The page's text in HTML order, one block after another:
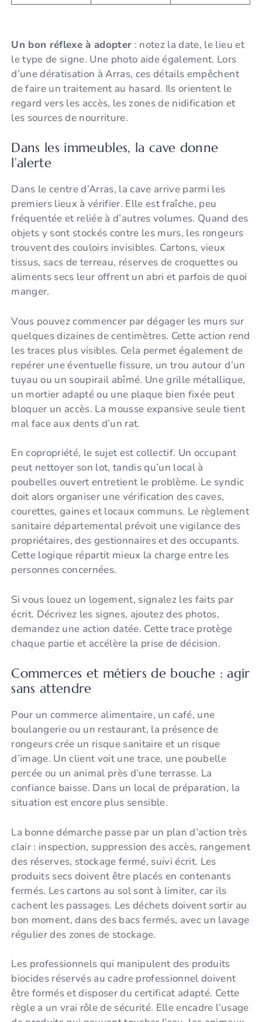
Un bon réflexe à adopter : notez la date, le lieu et
le type de signe. Une photo aide également. Lors
d’une dératisation à Arras, ces détails empêchent
de faire un traitement au hasard. Ils orientent le
regard vers les accès, les zones de nidification et
les sources de nourriture.
Dans les immeubles, la cave donne
l’alerte
Dans le centre d’Arras, la cave arrive parmi les
premiers lieux à vérifier. Elle est fraîche, peu
fréquentée et reliée à d’autres volumes. Quand des
objets y sont stockés contre les murs, les rongeurs
trouvent des couloirs invisibles. Cartons, vieux
tissus, sacs de terreau, réserves de croquettes ou
aliments secs leur offrent un abri et parfois de quoi
manger.
Vous pouvez commencer par dégager les murs sur
quelques dizaines de centimètres. Cette action rend
les traces plus visibles. Cela permet également de
repérer une éventuelle fissure, un trou autour d’un
tuyau ou un soupirail abîmé. Une grille métallique,
un mortier adapté ou une plaque bien fixée peut
bloquer un accès. La mousse expansive seule tient
mal face aux dents d’un rat.
En copropriété, le sujet est collectif. Un occupant
peut nettoyer son lot, tandis qu’un local à
poubelles ouvert entretient le problème. Le syndic
doit alors organiser une vérification des caves,
courettes, gaines et locaux communs. Le règlement
sanitaire départemental prévoit une vigilance des
propriétaires, des gestionnaires et des occupants.
Cette logique répartit mieux la charge entre les
personnes concernées.
Si vous louez un logement, signalez les faits par
écrit. Décrivez les signes, ajoutez des photos,
demandez une action datée. Cette trace protège
chaque partie et accélère la prise de décision.
Commerces et métiers de bouche : agir
sans attendre
Pour un commerce alimentaire, un café, une
boulangerie ou un restaurant, la présence de
rongeurs crée un risque sanitaire et un risque
d’image. Un client voit une trace, une poubelle
percée ou un animal près d’une terrasse. La
confiance baisse. Dans un local de préparation, la
situation est encore plus sensible.
La bonne démarche passe par un plan d’action très
clair : inspection, suppression des accès, rangement
des réserves, stockage fermé, suivi écrit. Les
produits secs doivent être placés en contenants
fermés. Les cartons au sol sont à limiter, car ils
cachent les passages. Les déchets doivent sortir au
bon moment, dans des bacs fermés, avec un lavage
régulier des zones de stockage.
Les professionnels qui manipulent des produits
biocides réservés au cadre professionnel doivent
être formés et disposer du certificat adapté. Cette
règle a un vrai rôle de sécurité. Elle encadre l’usage